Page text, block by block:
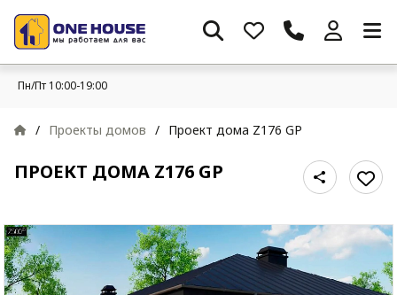
Пн/Пт 10:00-19:00
/ Проекты домов / Проект дома Z176 GP
ПРОЕКТ ДОМА Z176 GP